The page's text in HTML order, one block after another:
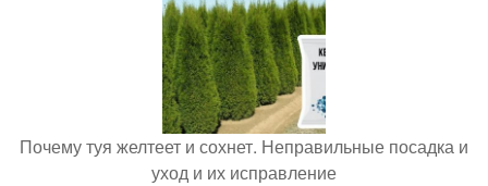
Почему туя желтеет и сохнет. Неправильные посадка и
уход и их исправление